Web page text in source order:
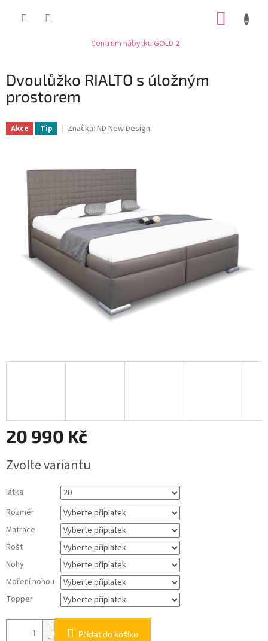
Centrum nábytku GOLD 2
Dvoulůžko RIALTO s úložným
prostorem
Akce Tip Značka: ND New Design
20 990 Kč
cena:
Zvolte variantu
látka
Rozměr
Matrace
Rošt
Nohy
Moření nohou
Topper
Přidat do košíku